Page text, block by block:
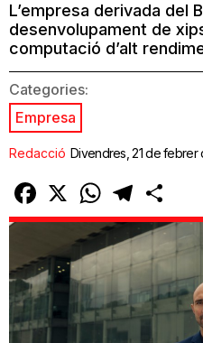
L’empresa derivada del
desenvolupament de
computació d’alt
Categories:
Empresa
Redacció Divendres, 21 de febrer
Facebook
X WhatsAppTelegram